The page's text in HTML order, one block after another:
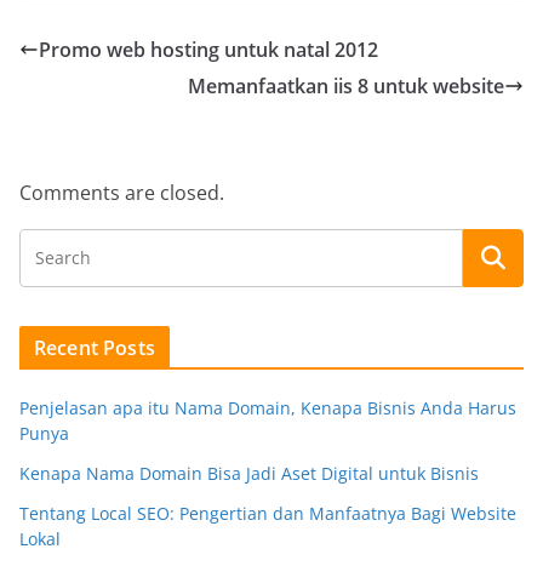
Promo web hosting untuk natal 2012
Memanfaatkan iis 8 untuk website
Comments are closed.
Recent Posts
Penjelasan apa itu Nama Domain, Kenapa Bisnis Anda Harus
Punya
Kenapa Nama Domain Bisa Jadi Aset Digital untuk Bisnis
Tentang Local SEO: Pengertian dan Manfaatnya Bagi Website
Lokal